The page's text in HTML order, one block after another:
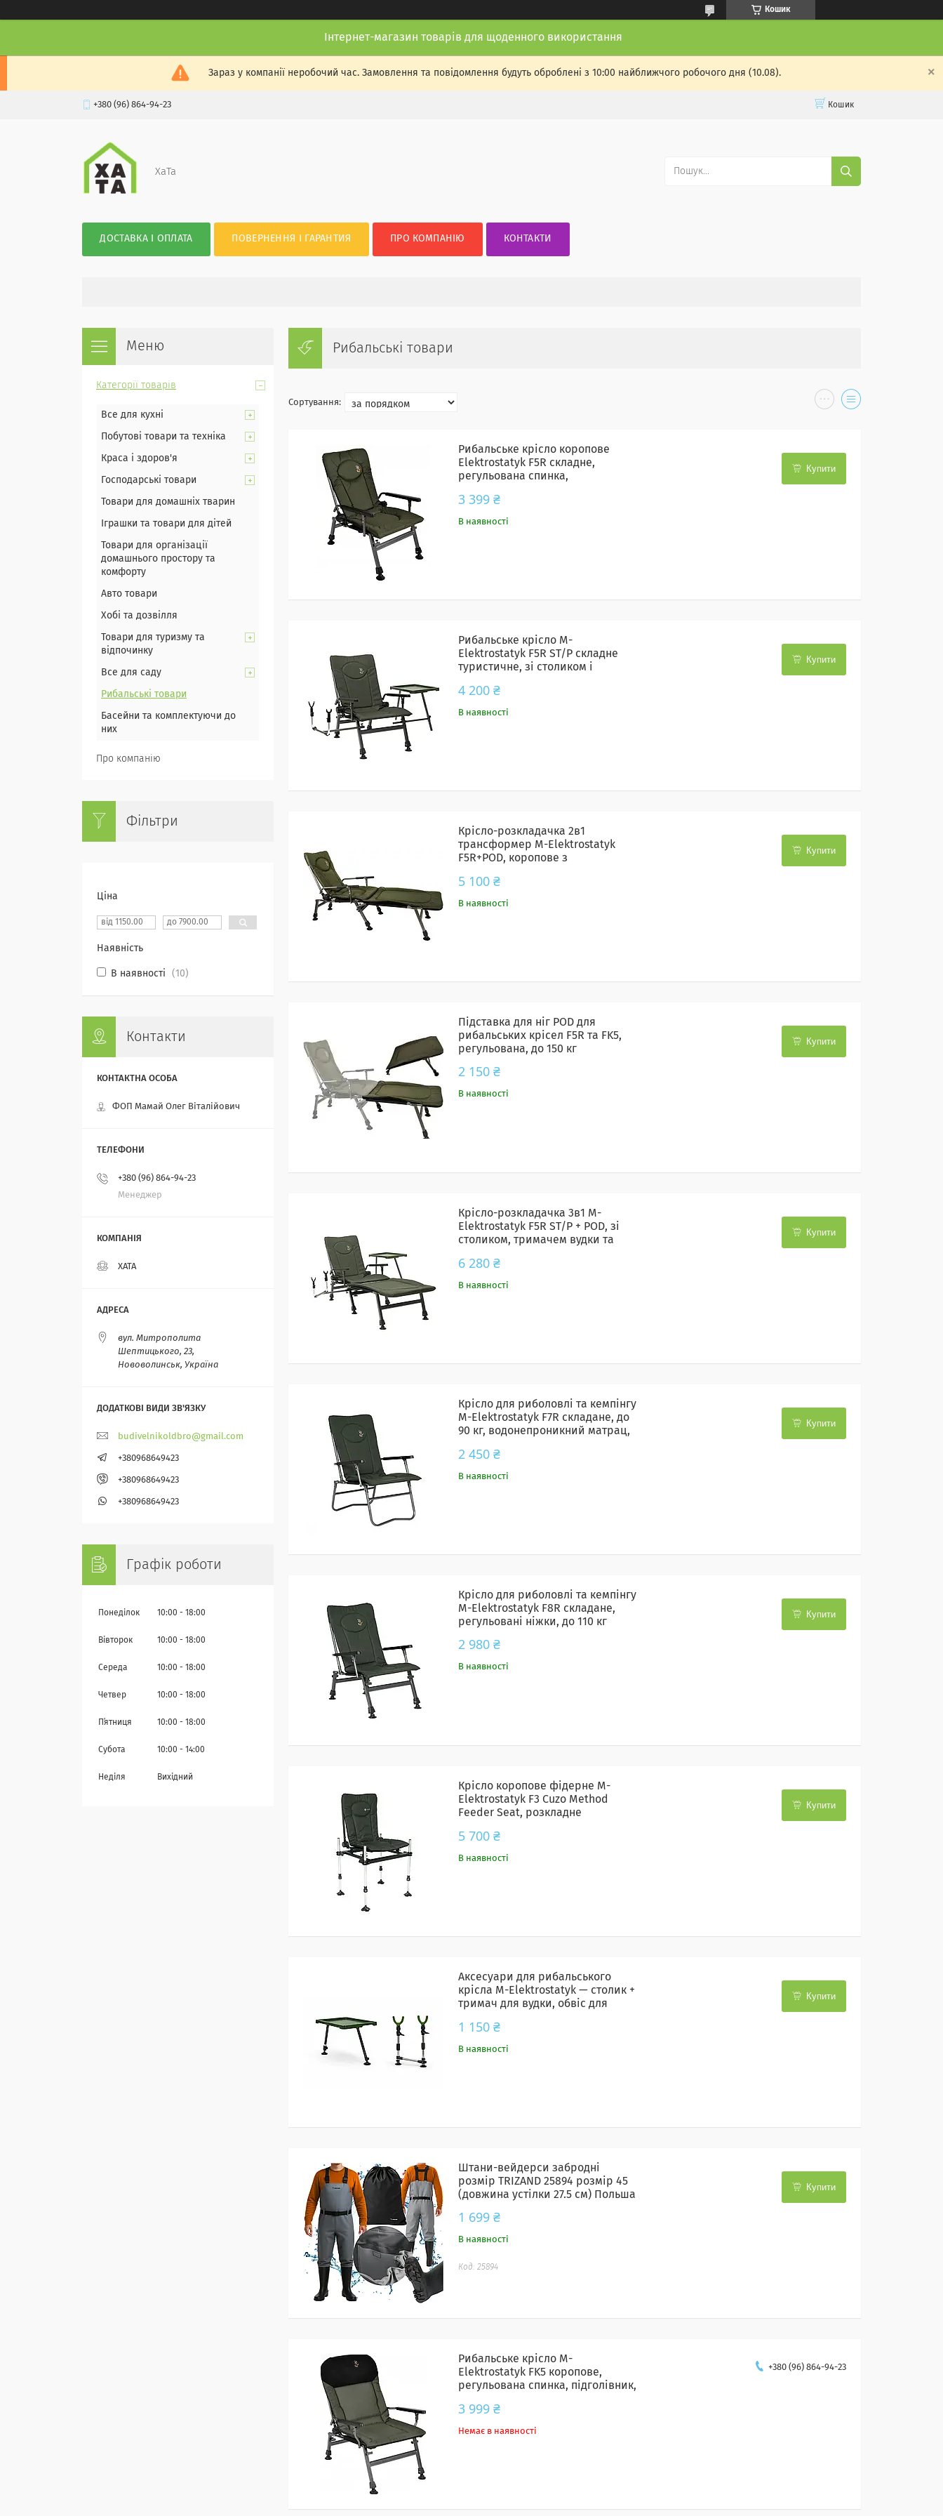
Кошик
Інтернет-магазин товарів для щоденного використання
Зараз у компанії неробочий час. Замовлення та повідомлення будуть оброблені з 10:00 найближчого робочого дня (10.08).
+380 (96) 864-94-23 Кошик
XaTa
ДОСТАВКА І ОПЛАТА ПОВЕРНЕННЯ І ГАРАНТИЯ ПРО КОМПАНІЮ КОНТАКТИ
Рибальські товари
Купити
Рибальське крісло коропове
Elektrostatyk F5R складне,
регульована спинка,
3 399 ₴
В наявності
Купити
Рибальське крісло M-
Elektrostatyk F5R ST/P складне
туристичне, зі столиком і
4 200 ₴
В наявності
Купити
Крісло-розкладачка 2в1
трансформер M-Elektrostatyk
F5R+POD, коропове з
спинка та ніжки, до 120 кг
5 100 ₴
В наявності
Купити
Підставка для ніг POD для
рибальських крісел F5R та FK5,
регульована, до 150 кг
2 150 ₴
В наявності
Купити
Крісло-розкладачка 3в1 M-
Elektrostatyk F5R ST/P + POD, зі
столиком, тримачем вудки та
6 280 ₴
В наявності
Купити
Крісло для риболовлі та кемпінгу
M-Elektrostatyk F7R складане, до
90 кг, водонепроникний матрац,
2 450 ₴
В наявності
Купити
Крісло для риболовлі та кемпінгу
M-Elektrostatyk F8R складане,
регульовані ніжки, до 110 кг
2 980 ₴
В наявності
Купити
Крісло коропове фідерне M-
Elektrostatyk F3 Cuzo Method
Feeder Seat, розкладне
телескопічними ніжками до 120
кг
5 700 ₴
В наявності
Купити
Аксесуари для рибальського
крісла M-Elektrostatyk — столик +
тримач для вудки, обвіс для
1 150 ₴
В наявності
Купити
Штани-вейдерси забродні
розмір TRIZAND 25894 розмір 45
(довжина устілки 27.5 см) Польша
1 699 ₴
В наявності
25894
+380 (96) 864-94-23
Рибальське крісло M-
Elektrostatyk FK5 коропове,
регульована спинка, підголівник,
3 999 ₴
Немає в наявності
Категорії товарів
Все для кухні
Побутові товари та техніка
Краса і здоров'я
Господарські товари
Товари для домашніх тварин
Іграшки та товари для дітей
Товари для організації
домашнього простору та
комфорту
Авто товари
Хобі та дозвілля
Товари для туризму та
відпочинку
Все для саду
Рибальські товари
Басейни та комплектуючи до
них
Про компанію
Фільтри
Ціна
Наявність
В наявності 10
Контакти
ФОП Мамай Олег Віталійович
+380 (96) 864-94-23
Менеджер
ХАТА
вул. Митрополита
Шептицького, 23,
Нововолинськ, Україна
budivelnikoldbro@gmail.com
+380968649423
+380968649423
+380968649423
Графік роботи
Понеділок 10:00 18:00
Вівторок 10:00 18:00
Середа 10:00 18:00
Четвер 10:00 18:00
Пʼятниця 10:00 18:00
Субота 10:00 14:00
Неділя Вихідний